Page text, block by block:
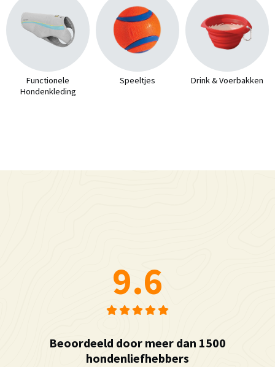
Functionele
Hondenkleding
Speeltjes Drink & Voerbakken
9.6
Beoordeeld door meer dan 1500
hondenliefhebbers